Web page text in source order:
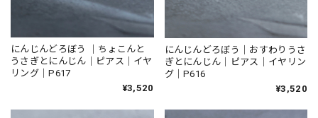
にんじんどろぼう ｜ちょこんと
うさぎとにんじん｜ピアス｜イヤ
リング｜P617
¥3,520
にんじんどろぼう｜おすわりうさ
ぎとにんじん｜ピアス｜イヤリン
グ｜P616
¥3,520